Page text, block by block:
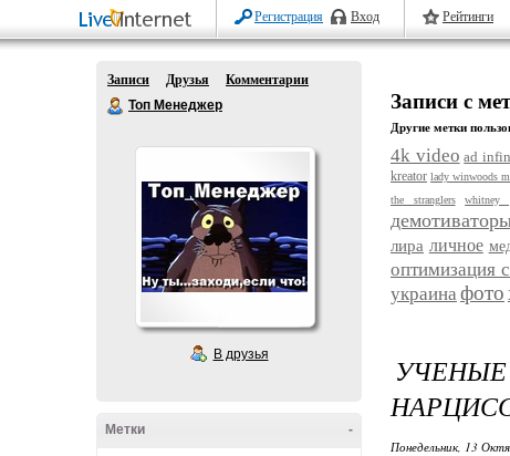
Регистрация Вход Рейтинги
Записи Друзья
Комментарии
Топ Менеджер
В друзья
-
Метки
Записи с
Другие метки
4k video ad
kreator lady winwoods
the stranglers
whitney
лира личное
оптимизация
украина фото
Понедельник, 13